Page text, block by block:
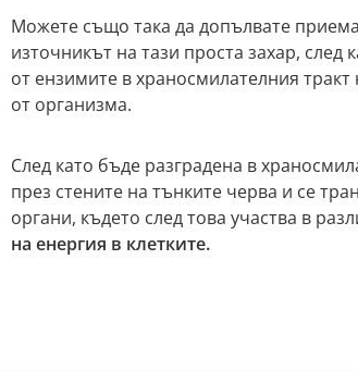
Можете също така да допълвате
източникът на тази проста захар, след
от ензимите в храносмилателния
от организма.
След като бъде разградена в
през стените на тънките черва и се
органи, където след това участва в
на енергия в клетките.